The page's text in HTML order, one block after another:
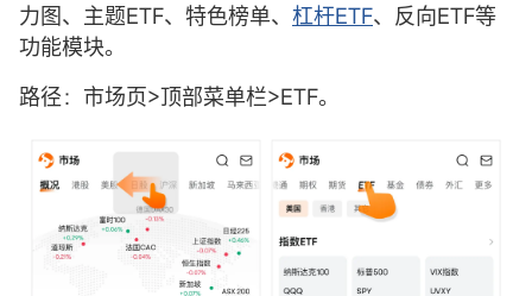
力图、主题ETF、特色榜单、 杠杆ETF、反向ETF等
功能模块。
路径：市场页>顶部菜单栏>ETF。